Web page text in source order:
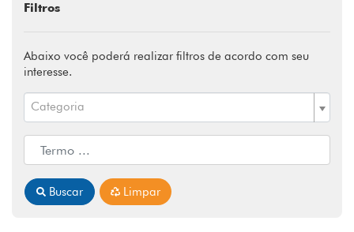
Filtros
Abaixo você poderá realizar filtros de acordo com seu
interesse.
Categoria
Buscar Limpar